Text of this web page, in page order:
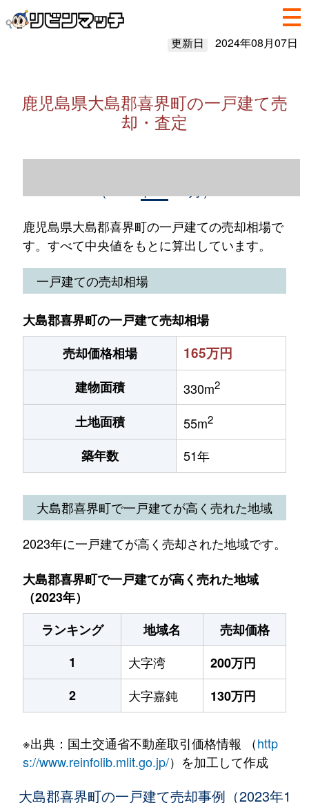
更新日 2024年08月07日
鹿児島県大島郡喜界町の一戸建て売
却・査定
鹿児島県大島郡喜界町の一戸建ての売却相場で
す。すべて中央値をもとに算出しています。
一戸建ての売却相場
大島郡喜界町の一戸建て売却相場
売却価格相場
165万円
建物面積 330m2
土地面積 55m2
築年数 51年
大島郡喜界町で一戸建てが高く売れた地域
2023年に一戸建てが高く売却された地域です。
大島郡喜界町で一戸建てが高く売れた地域
（2023年）
ランキング
地域名
売却価格
1
大字湾
200万円
2
大字嘉鈍 130万円
※出典：国土交通省不動産取引価格情報 （http
s://www.reinfolib.mlit.go.jp/）を加工して作成
大島郡喜界町の一戸建て売却事例（2023年1